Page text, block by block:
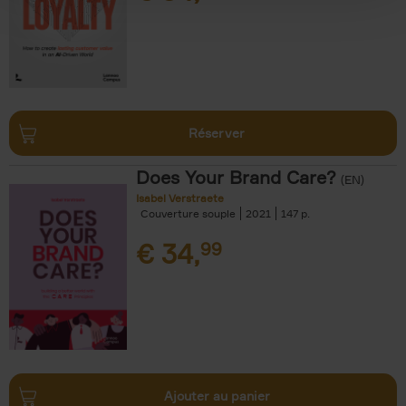
Réserver
Does Your Brand Care? (EN)
Isabel Verstraete
Couverture souple
2021 147
€ 34,99
Ajouter au panier